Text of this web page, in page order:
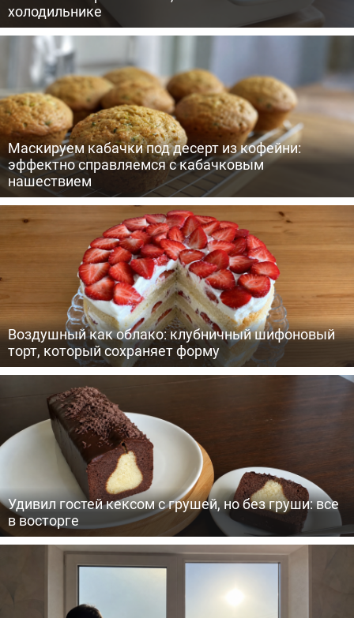
холодильнике
Маскируем кабачки под десерт из кофейни:
эффектно справляемся с кабачковым
нашествием
Воздушный как облако: клубничный шифоновый
торт, который сохраняет форму
Удивил гостей кексом с грушей, но без груши: все
в восторге